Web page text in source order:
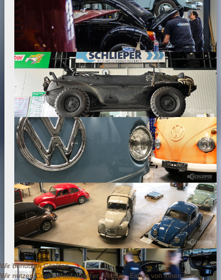
Wir benutzen Cookies
Wir nutzen Cookies auf unserer Website. Einige von ihnen sind